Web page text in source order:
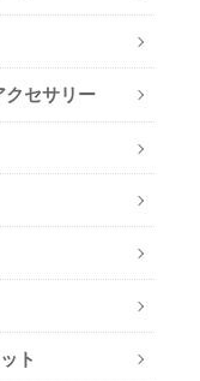
クセサリー
ト